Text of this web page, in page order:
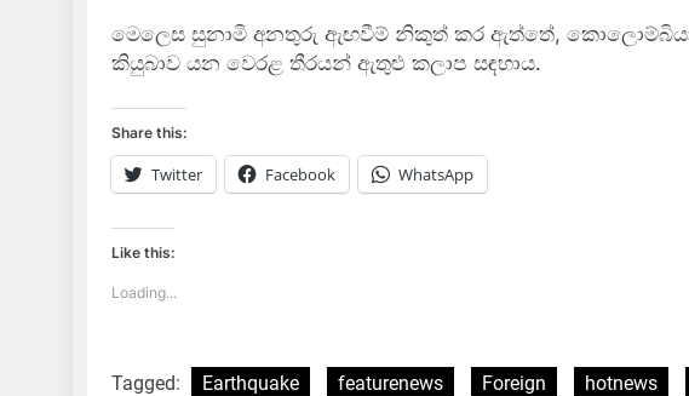
මෙලෙස සුනාමි අනතුරු ඇඟවීම් නිකුත් කර ඇත්තේ,
කියුබාව යන වෙරළ තීරයන් ඇතුළු කලාප සඳහාය.
Share this:
Twitter Facebook WhatsApp
Like this:
Loading...
Tagged: Earthquake featurenews Foreign hotnews